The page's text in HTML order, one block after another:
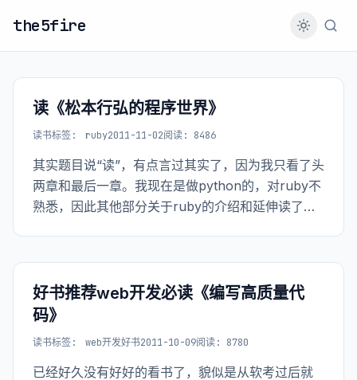
the5fire
读《松本行弘的程序世界》
读书标签: ruby2011-11-02阅读: 8486
其实题目说“读”，有点言过其实了，因为我只看了头
两章和最后一章。我现在是做python的，对ruby不
熟悉，因此其他部分关于ruby的介绍和延伸读了估
好书推荐web开发必读《编写高质量代
码》
读书标签: web开发好书2011-10-09阅读: 8780
已经好久没有好好的看书了，貌似是从软考过后就